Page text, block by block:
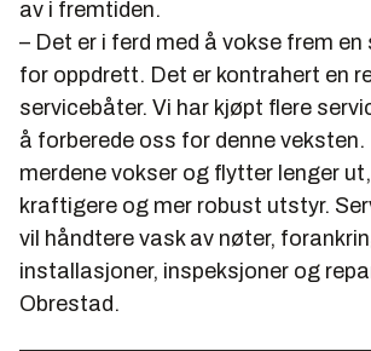
av i fremtiden.
– Det er i ferd med å vokse frem
for oppdrett. Det er kontrahert en
servicebåter. Vi har kjøpt flere
å forberede oss for denne
merdene vokser og flytter lenger
kraftigere og mer robust utstyr.
vil håndtere vask av nøter,
installasjoner, inspeksjoner og
Obrestad.